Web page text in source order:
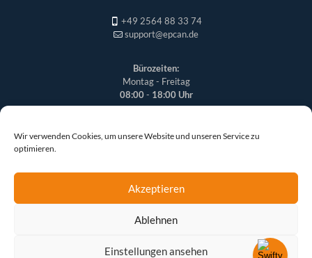
Wir verwenden Cookies, um unsere Website und unseren Service zu
optimieren.
Akzeptieren
Ablehnen
Einstellungen ansehen
+49 2564 88 33 74
support@epcan.de
Bürozeiten:
Montag - Freitag
08:00- 18:00 Uhr